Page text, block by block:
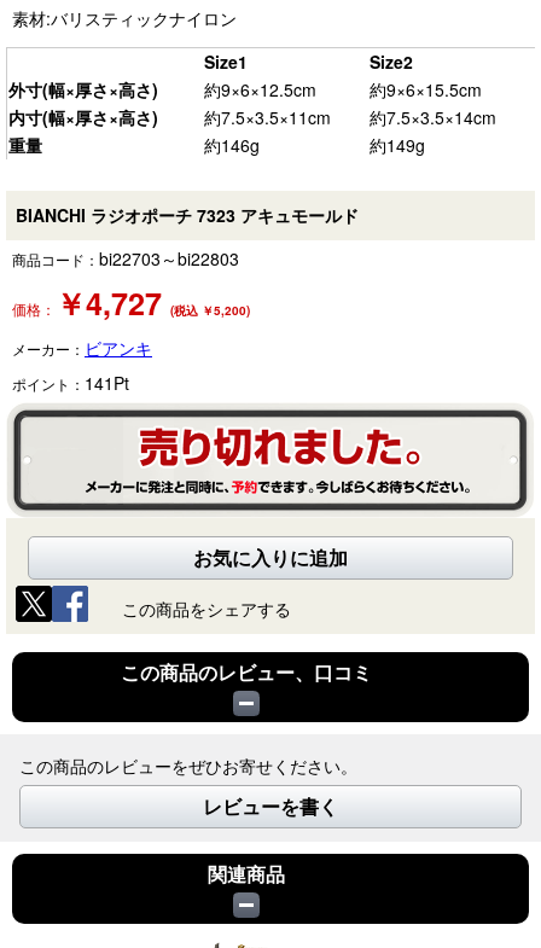
素材:バリスティックナイロン
Size1
Size2
外寸(幅×厚さ×高さ)
約9×6×12.5cm
約9×6×15.5cm
内寸(幅×厚さ×高さ)
約7.5×3.5×11cm
約7.5×3.5×14cm
重量
約146g 約149g
BIANCHI ラジオポーチ 7323 アキュモールド
商品コード： bi22703～bi22803
価格： ￥4,727 (税込 ￥5,200)
メーカー： ビアンキ
ポイント： 141 Pt
お気に入りに追加
この商品をシェアする
この商品のレビュー、口コミ
この商品のレビューをぜひお寄せください。
レビューを書く
関連商品